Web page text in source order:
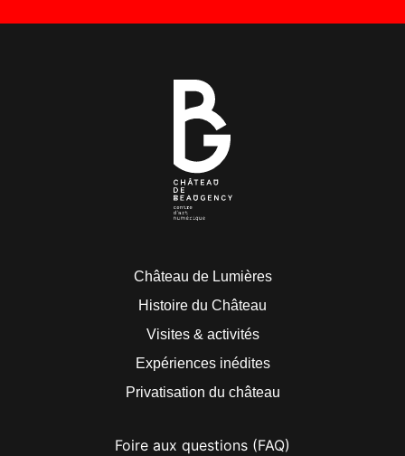
Château de Lumières
Histoire du Château
Visites & activités
Expériences inédites
Privatisation du château
Foire aux questions (FAQ)